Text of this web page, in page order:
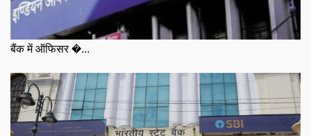
बैंक में ऑफिसर �...